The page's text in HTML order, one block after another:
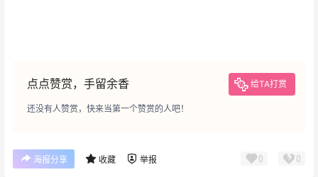
点点赞赏，手留余香 给TA打赏
还没有人赞赏，快来当第一个赞赏的人吧！
海报分享 收藏 举报 0 0